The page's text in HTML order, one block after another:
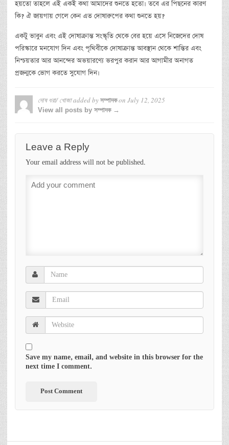
হয়তো তাহলে এই একই কথা আমাদের শুনতে হতো। তবে এর পিছনের কারণ
কি? ঐ জায়গায় গেলে কেন এত দোষারুপের কথা শুনতে হয়?
একটু ভাবুন এবং এই দোষাক্রান্ত সংস্কৃতি থেকে বের হয়ে এসে নিজেদের দোষ
পরিস্কারে মনযোগ দিন এবং পৃথিবীকে দোষাক্রান্ত আবস্থান থেকে শান্তির এবং
নিশ্চয়তার আর আনন্দের অভয়ারণ্যে ভরপুর করান আর আগামীর অনাগত
প্রজন্মকে ভোগ করতে সুযোগ দিন।
দোষ ধরা/ খোজাadded by সম্পাদকon July 12, 2025
View all posts by সম্পাদক →
Leave a Reply
Your email address will not be published.
Save my name, email, and website in this browser for the
next time I comment.